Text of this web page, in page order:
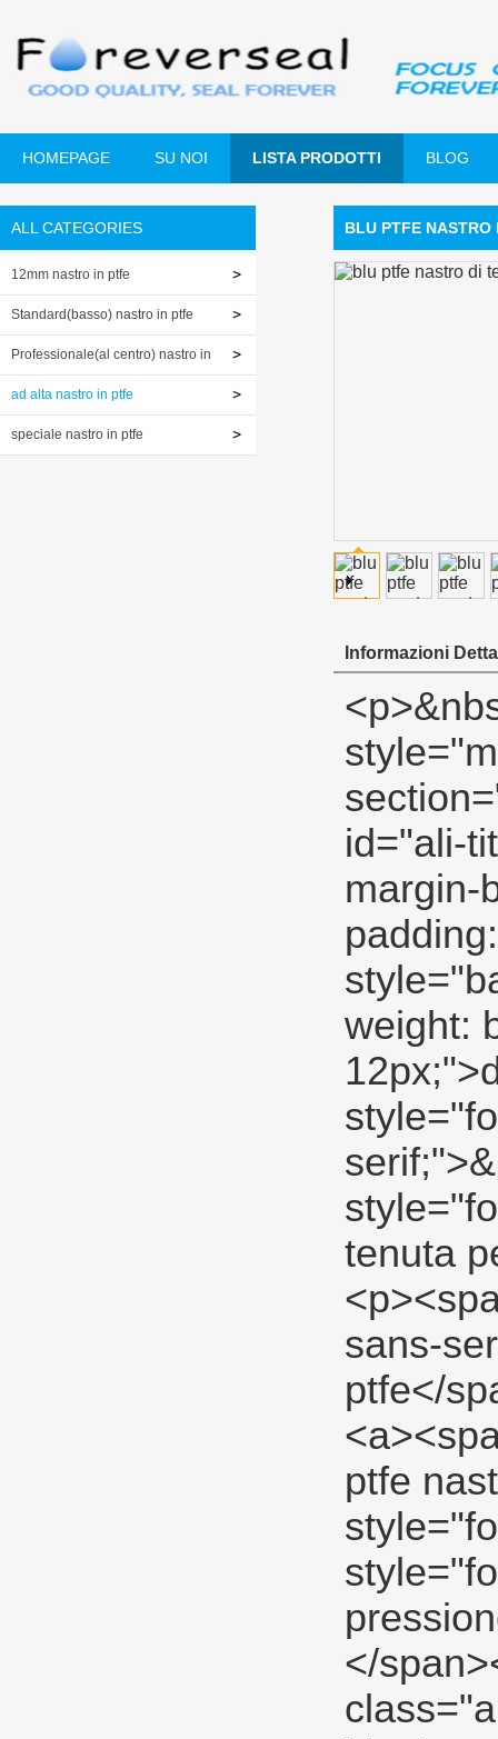
HOMEPAGE SU NOI LISTA PRODOTTI BLOG
ALL CATEGORIES
12mm nastro in ptfe
Standard(basso) nastro in ptfe
Professionale(al centro) nastro in
ptfe
ad alta nastro in ptfe
speciale nastro in ptfe
BLU PTFE NASTRO
Informazioni
<p>&nbsp;</p><div id="ali-anchor-description" style="margin-top: 15px; height: auto;" data-section="description">&nbsp;</div><p>&nbsp;</p><div id="ali-title-description" style="margin-top: 15px; margin-bottom: 7px;"><div style="height: auto; padding: 8px 0; border-bottom: 1px solid #ddd;"><span style="background-color: #ddd; color: #333; font-weight: bold; padding: 8px 15px; line-height: 12px;">descrizione del prodotto</span><span style="font-family: Verdana, Arial, Helvetica, sans-serif;">&nbsp;</span></div></div><p><span style="font-size: 18px;"><strong>blu ptfe nastro di tenuta per il gas</strong></span></p><p>&nbsp;</p><p><span style="font-family: Verdana, Arial, Helvetica, sans-serif; font-size: 14px;">ad alta nastro in ptfe</span></p><p><span style="font-size: 14px;"><a><span style="font-family: Arial;">filetto di tenuta in ptfe nastro ad alta densità</span></a><span style="font-family: Arial;">&nbsp;</span><span style="font-family: Arial;">Per l'uso in sistemi ad alta pressione</span><span>Per uso speciale.</span></span></p><p>&nbsp;</p><table class="aliDataTable" style="width: 426.1pt; font-family: Verdana, Arial, Helvetica, sans-serif;"><tbody><tr align="left"><td style="width: 167.7pt;" rowspan="5" valign="center"><p><strong><span style="font-family: Arial; font-size: 12pt;">Specificazione:</span></strong></p></td><td style="width: 258.4pt;" valign="top"><p><span style="font-family: Arial; font-size: 12pt;">Larghezza:</span><span style="font-family: Arial; font-size: 12pt;">12mm 19mm 25mm</span></p></td></tr><tr align="left"><td style="width: 258.4pt;" valign="top"><p><span style="font-family: Arial; font-size: 12pt;">Spessore:</span><span style="font-family: Arial; font-size: 12pt;">0.075mm